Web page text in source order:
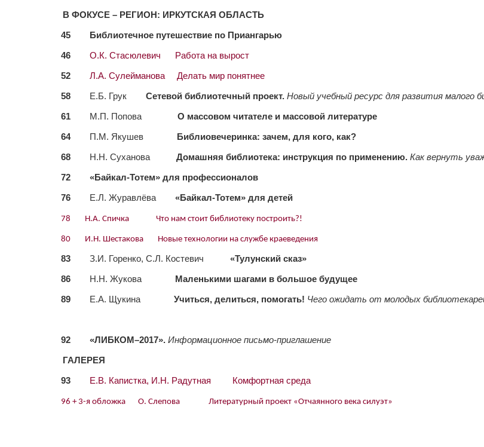
В ФОКУСЕ – РЕГИОН: ИРКУТСКАЯ ОБЛАСТЬ
45 Библиотечное путешествие по Приангарью
46 О.К. Стасюлевич Работа на вырост
52 Л.А. Сулейманова Делать мир понятнее
58 Е.Б. Грук Сетевой библиотечный проект. Новый учебный ресурс для развития малого
61 М.П. Попова О массовом читателе и массовой литературе
64 П.М. Якушев Библиовечеринка: зачем, для кого, как?
68 Н.Н. Суханова Домашняя библиотека: инструкция по применению. Как вернуть
72 «Байкал-Тотем» для профессионалов
76 Е.Л. Журавлёва «Байкал-Тотем» для детей
78 Н.А. Спичка Что нам стоит библиотеку построить?!
80 И.Н. Шестакова Новые технологии на службе краеведения
83 З.И. Горенко, С.Л. Костевич «Тулунский сказ»
86 Н.Н. Жукова Маленькими шагами в большое будущее
89 Е.А. Щукина Учиться, делиться, помогать! Чего ожидать от молодых
92 «ЛИБКОМ–2017». Информационное письмо-приглашение
ГАЛЕРЕЯ
93 Е.В. Капистка, И.Н. Радутная Комфортная среда
96 + 3-я обложка О. Слепова Литературный проект «Отчаянного века силуэт»